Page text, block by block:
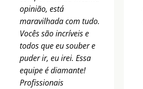
opinião, está
maravilhada com tudo.
Vocês são incríveis e
todos que eu souber e
puder ir, eu irei. Essa
equipe é diamante!
Profissionais